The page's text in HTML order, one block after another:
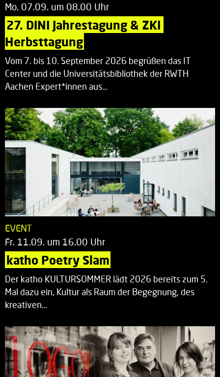
Mo. 07.09. um 08.00 Uhr
27. DINI Jahrestagung & ZKI
Herbsttagung
Vom 7. bis 10. September 2026 begrüßen das IT
Center und die Universitätsbibliothek der RWTH
Aachen Expert*innen aus…
EVENT
Fr. 11.09. um 16.00 Uhr
katho Poetry Slam
Der katho KULTURSOMMER lädt 2026 bereits zum 5.
Mal dazu ein, Kultur als Raum der Begegnung, des
kreativen…